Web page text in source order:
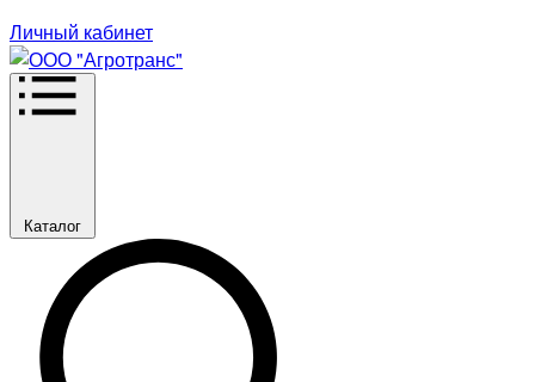
Личный кабинет
Каталог